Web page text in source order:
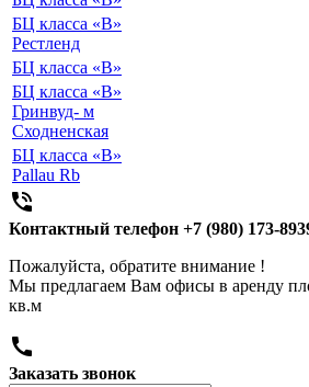
БЦ класса «B»
Рестленд
БЦ класса «B»
БЦ класса «B»
Гринвуд- м
Сходненская
БЦ класса «B»
Pallau Rb

Контактный телефон +7 (980) 173-
Пожалуйста, обратите внимание !
Мы предлагаем Вам офисы в аренду
кв.м

Заказать звонок